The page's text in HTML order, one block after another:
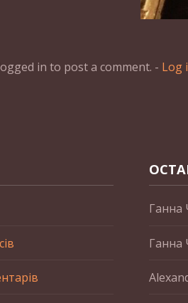
in to post a comment. - Log
Ганна
Ганна